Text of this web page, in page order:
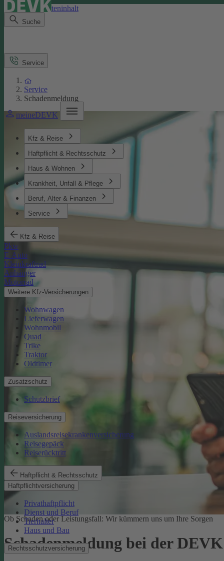
Direkt zum Seiteninhalt
Suche
meineDEVK
Kfz & Reise
Haftpflicht & Rechtsschutz
Haus & Wohnen
Krankheit, Unfall & Pflege
Beruf, Alter & Finanzen
Service
Kfz & Reise
Pkw
E-Auto
Kleinkraftrad
Anhänger
Motorrad
Weitere Kfz-Versicherungen
Wohnwagen
Lieferwagen
Wohnmobil
Quad
Trike
Traktor
Oldtimer
Zusatzschutz
Schutzbrief
Reiseversicherung
Auslandsreisekrankenversicherung
Reisegepäck
Reiserücktritt
Haftpflicht & Rechtsschutz
Haftpflichtversicherung
Privathaftpflicht
Dienst und Beruf
Tierhalter
Haus und Bau
Rechtsschutzversicherung
Service
Service
Schadenmeldung
Ob Schaden oder Leistungsfall: Wir kümmern uns um Ihre Sorgen
Schadenmeldung bei der DEVK